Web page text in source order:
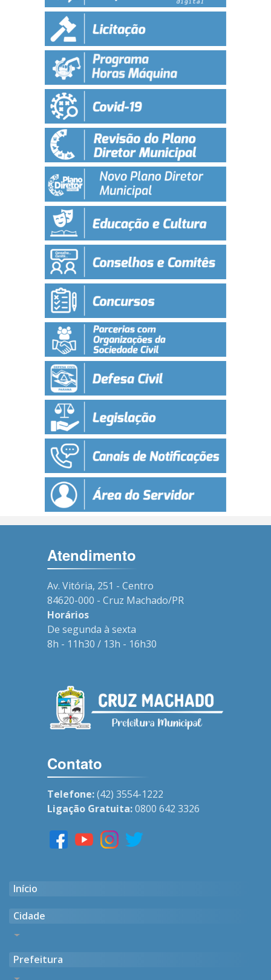
Atendimento
Av. Vitória, 251 - Centro
84620-000 - Cruz Machado/PR
Horários
De segunda à sexta
8h - 11h30 / 13h - 16h30
Contato
Telefone:(42) 3554-1222
Ligação Gratuita:0800 642 3326
Início
Cidade
Gentílico
Prefeitura